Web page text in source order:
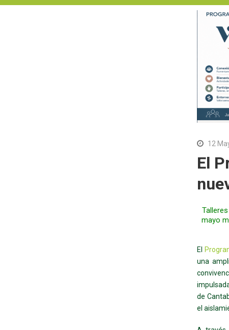
12
El
mayo
El
una
de
el